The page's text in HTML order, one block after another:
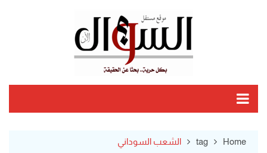
Home
tag الشعب السوداني